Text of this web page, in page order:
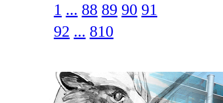
1 ... 88 89 90 91
92 ... 810